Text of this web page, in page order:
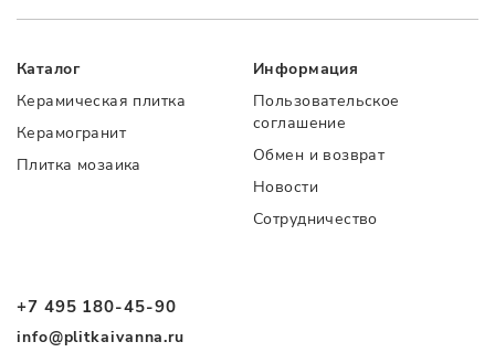
+7 495 180-45-90
info@plitkaivanna.ru
Каталог
Керамическая плитка
Керамогранит
Плитка мозаика
Информация
Пользовательское
соглашение
Обмен и возврат
Новости
Сотрудничество